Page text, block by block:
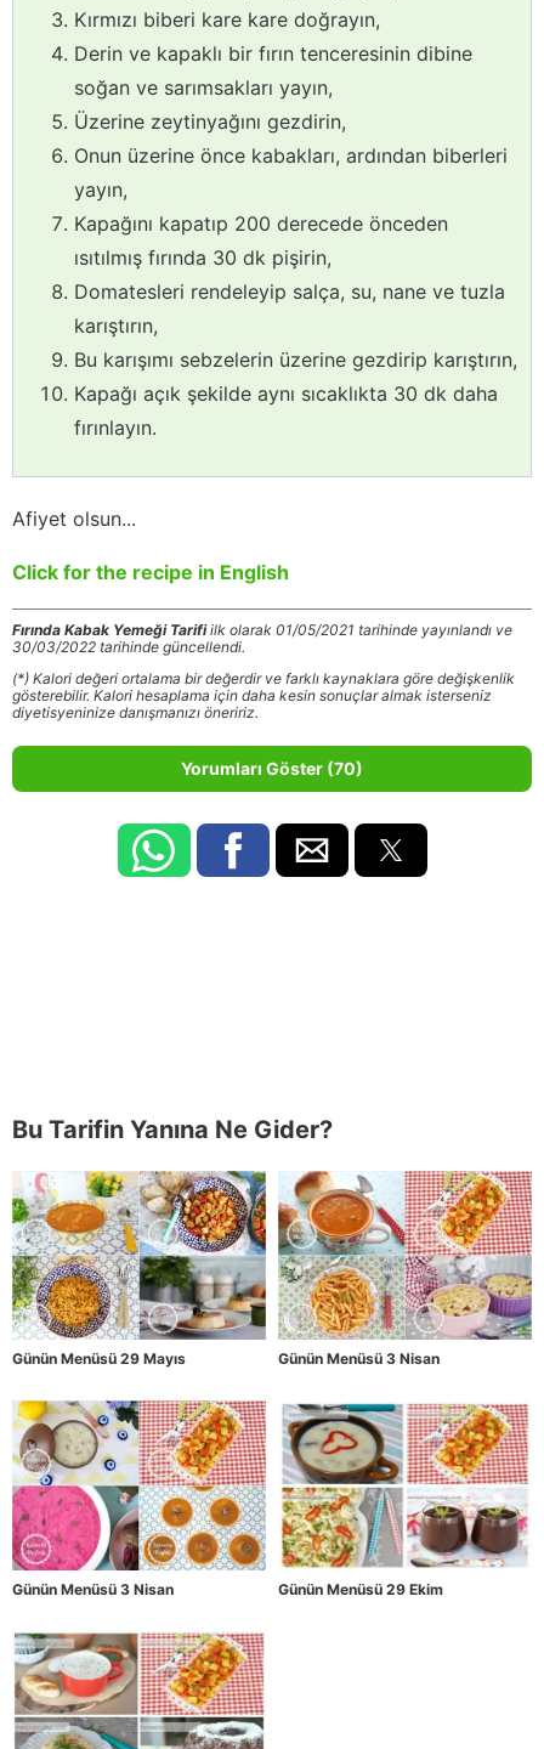
Kırmızı biberi kare kare doğrayın,
Derin ve kapaklı bir fırın tenceresinin dibine
soğan ve sarımsakları yayın,
Üzerine zeytinyağını gezdirin,
Onun üzerine önce kabakları, ardından biberleri
yayın,
Kapağını kapatıp 200 derecede önceden
ısıtılmış fırında 30 dk pişirin,
Domatesleri rendeleyip salça, su, nane ve tuzla
karıştırın,
Bu karışımı sebzelerin üzerine gezdirip karıştırın,
Kapağı açık şekilde aynı sıcaklıkta 30 dk daha
fırınlayın.
Afiyet olsun...
Click for the recipe in English
Fırında Kabak Yemeği Tarifiilk olarak 01/05/2021 tarihinde yayınlandı ve
30/03/2022 tarihinde güncellendi.
(*) Kalori değeri ortalama bir değerdir ve farklı kaynaklara göre değişkenlik
gösterebilir. Kalori hesaplama için daha kesin sonuçlar almak isterseniz
diyetisyeninize danışmanızı öneririz.
Yorumları Göster (70)
Bu Tarifin Yanına Ne Gider?
Günün Menüsü 29 Mayıs Günün Menüsü 3 Nisan
Günün Menüsü 3 Nisan Günün Menüsü 29 Ekim